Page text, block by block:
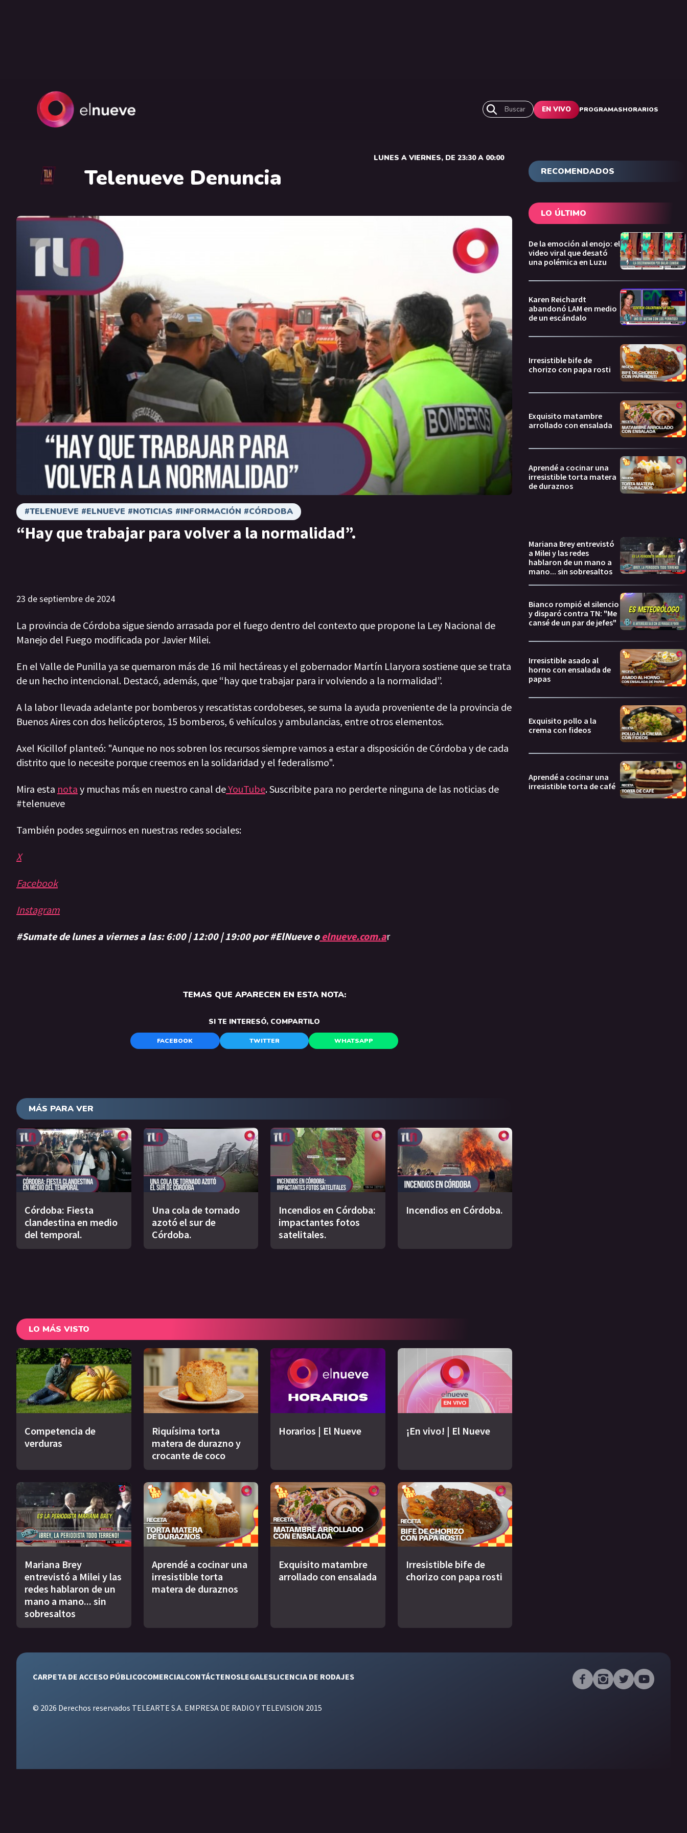
Buscar EN VIVO PROGRAMASHORARIOS
Telenueve Denuncia
LUNES A VIERNES, DE 23:30 A 00:00
#TELENUEVE #ELNUEVE #NOTICIAS #INFORMACIÓN #CÓRDOBA
“Hay que trabajar para volver a la normalidad”.
23 de septiembre de 2024
La provincia de Córdoba sigue siendo arrasada por el fuego dentro del contexto que propone la Ley Nacional de
Manejo del Fuego modificada por Javier Milei.
En el Valle de Punilla ya se quemaron más de 16 mil hectáreas y el gobernador Martín Llaryora sostiene que se trata
de un hecho intencional. Destacó, además, que “hay que trabajar para ir volviendo a la normalidad”.
A la labor llevada adelante por bomberos y rescatistas cordobeses, se suma la ayuda proveniente de la provincia de
Buenos Aires con dos helicópteros, 15 bomberos, 6 vehículos y ambulancias, entre otros elementos.
Axel Kicillof planteó: "Aunque no nos sobren los recursos siempre vamos a estar a disposición de Córdoba y de cada
distrito que lo necesite porque creemos en la solidaridad y el federalismo".
Mira esta nota y muchas más en nuestro canal deYouTube. Suscribite para no perderte ninguna de las noticias de
#telenueve
También podes seguirnos en nuestras redes sociales:
X
Facebook
Instagram
#Sumate de lunes a viernes a las: 6:00 | 12:00 | 19:00 por #ElNueve o elnueve.com.ar
TEMAS QUE APARECEN EN ESTA NOTA:
SI TE INTERESÓ, COMPARTILO
FACEBOOK TWITTER WHATSAPP
MÁS PARA VER
Córdoba: Fiesta
clandestina en medio
del temporal.
Una cola de tornado
azotó el sur de
Córdoba.
Incendios en Córdoba:
impactantes fotos
satelitales.
Incendios en Córdoba.
LO MÁS VISTO
Competencia de
verduras
Riquísima torta
matera de durazno y
crocante de coco
Horarios | El Nueve ¡En vivo! | El Nueve
Mariana Brey
entrevistó a Milei y las
redes hablaron de un
mano a mano... sin
sobresaltos
Aprendé a cocinar una
irresistible torta
matera de duraznos
Exquisito matambre
arrollado con ensalada
Irresistible bife de
chorizo con papa rosti
RECOMENDADOS
LO ÚLTIMO
De la emoción al enojo: el
video viral que desató
una polémica en Luzu
Karen Reichardt
abandonó LAM en medio
de un escándalo
Irresistible bife de
chorizo con papa rosti
Exquisito matambre
arrollado con ensalada
Aprendé a cocinar una
irresistible torta matera
de duraznos
Mariana Brey entrevistó
a Milei y las redes
hablaron de un mano a
mano... sin sobresaltos
Bianco rompió el silencio
y disparó contra TN: "Me
cansé de un par de jefes"
Irresistible asado al
horno con ensalada de
papas
Exquisito pollo a la
crema con fideos
Aprendé a cocinar una
irresistible torta de café
CARPETA DE ACCESO PÚBLICOCOMERCIALCONTÁCTENOSLEGALESLICENCIA DE RODAJES
© 2026 Derechos reservados TELEARTE S.A. EMPRESA DE RADIO Y TELEVISION 2015